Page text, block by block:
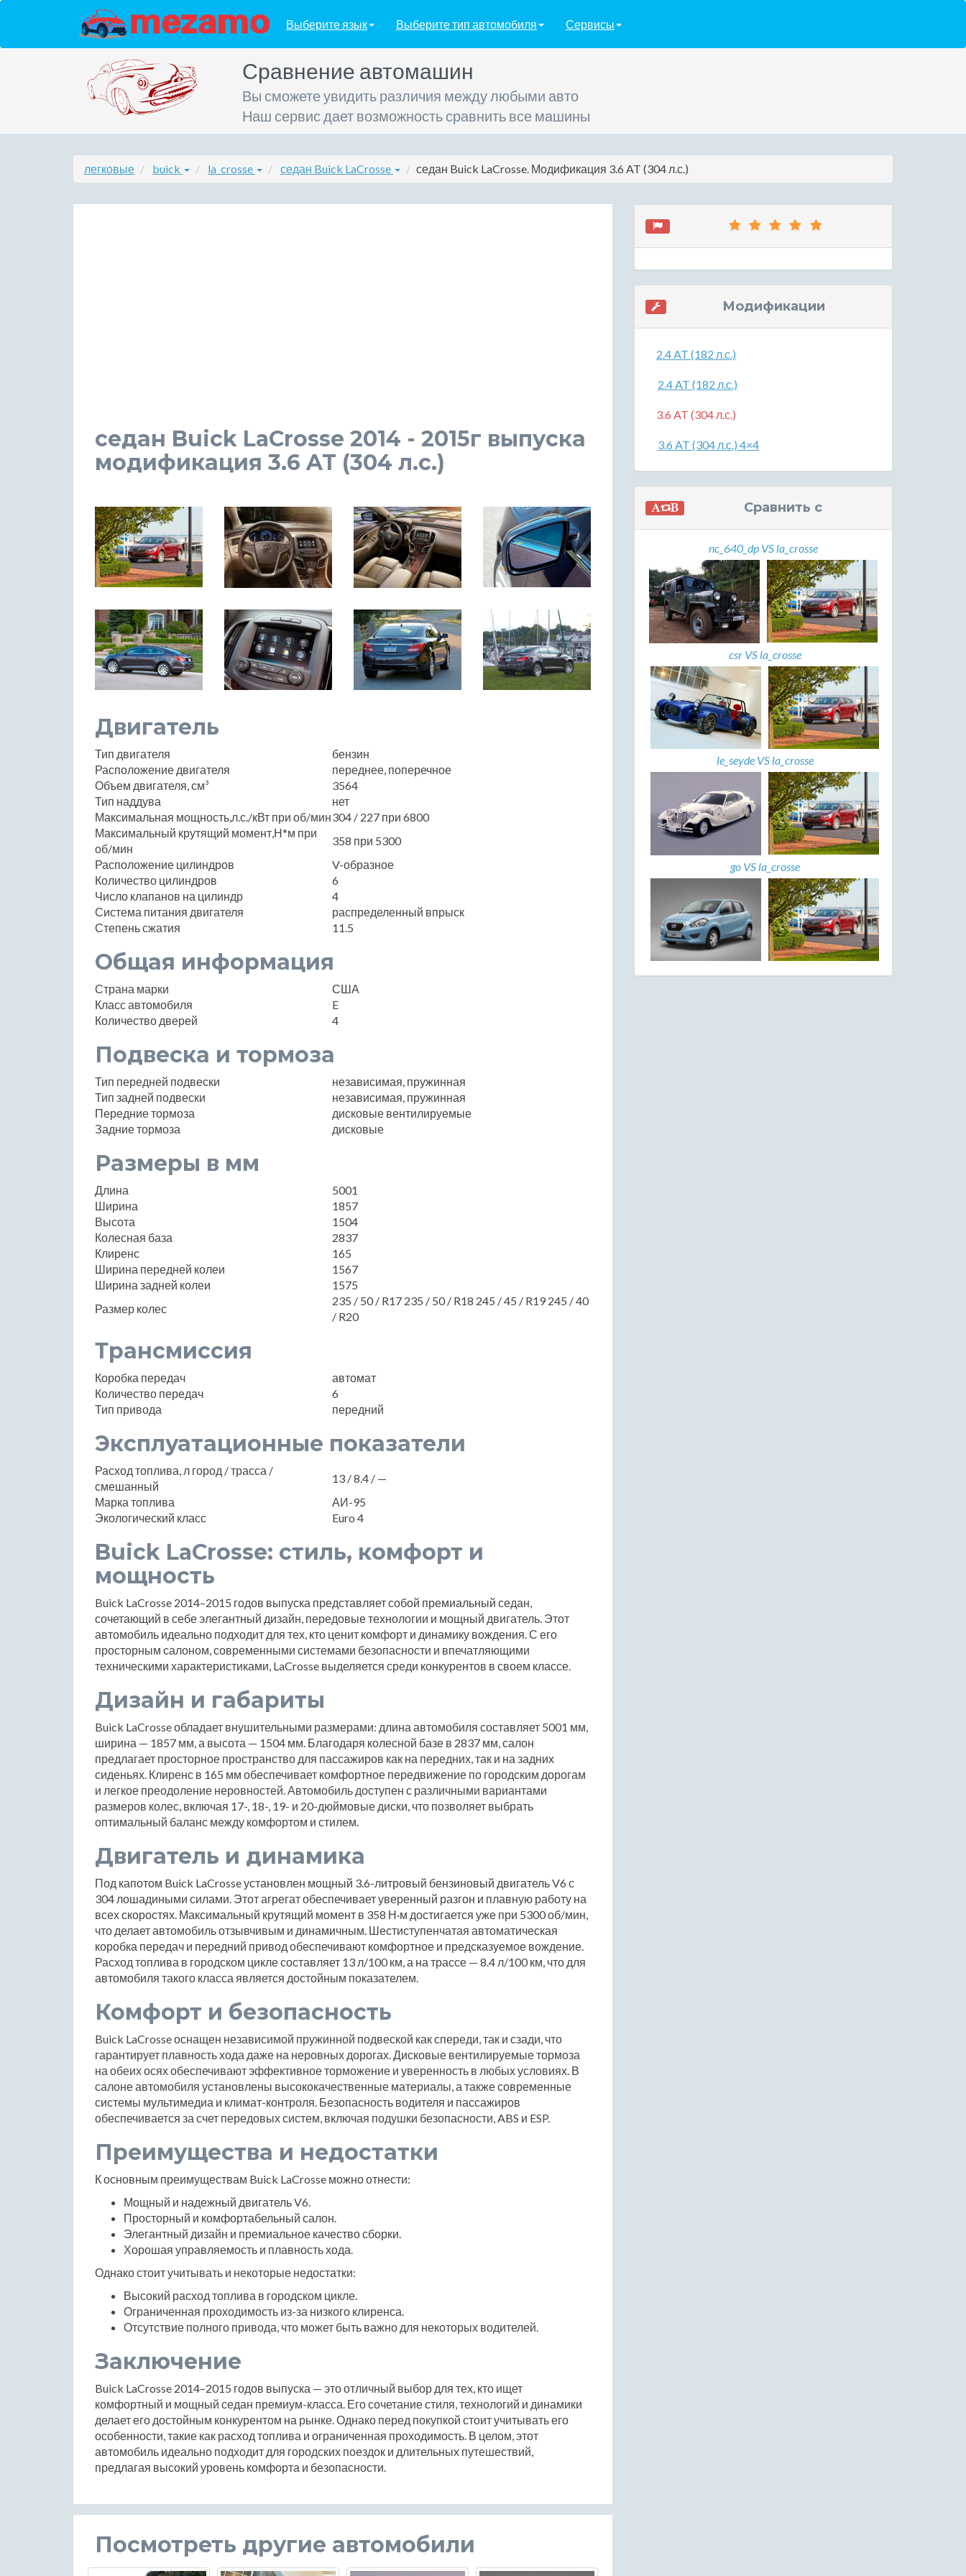
Выберите язык Выберите тип автомобиля Сервисы
Сравнение автомашин
Вы сможете увидить различия между любыми авто
Наш сервис дает возможность сравнить все машины
легковые buick la_crosse седан Buick LaCrosse седан Buick LaCrosse. Модификация 3.6 AT (304 л.с.)
седан Buick LaCrosse 2014 - 2015г выпуска
модификация 3.6 AT (304 л.с.)
Двигатель
Тип двигателя
бензин
Расположение двигателя
переднее, поперечное
Объем двигателя, см³
3564
Тип наддува
нет
Максимальная мощность,л.с./кВт при об/мин304 / 227 при 6800
Максимальный крутящий момент,Н*м при
об/мин
358 при 5300
Расположение цилиндров
V-образное
Количество цилиндров
6
Число клапанов на цилиндр
4
Система питания двигателя
распределенный впрыск
Степень сжатия
11.5
Общая информация
Страна марки
США
Класс автомобиля
E
Количество дверей
4
Подвеска и тормоза
Тип передней подвески
независимая, пружинная
Тип задней подвески
независимая, пружинная
Передние тормоза
дисковые вентилируемые
Задние тормоза
дисковые
Размеры в мм
Длина
5001
Ширина
1857
Высота
1504
Колесная база
2837
Клиренс
165
Ширина передней колеи
1567
Ширина задней колеи
1575
Размер колес
235 / 50 / R17 235 / 50 / R18 245 / 45 / R19 245 / 40
/ R20
Трансмиссия
Коробка передач
автомат
Количество передач
6
Тип привода
передний
Эксплуатационные показатели
Расход топлива, л город / трасса /
смешанный
13 / 8.4 / —
Марка топлива
АИ-95
Экологический класс
Euro 4
Buick LaCrosse: стиль, комфорт и
мощность
Buick LaCrosse 2014–2015 годов выпуска представляет собой премиальный седан,
сочетающий в себе элегантный дизайн, передовые технологии и мощный двигатель. Этот
автомобиль идеально подходит для тех, кто ценит комфорт и динамику вождения. С его
просторным салоном, современными системами безопасности и впечатляющими
техническими характеристиками, LaCrosse выделяется среди конкурентов в своем классе.
Дизайн и габариты
Buick LaCrosse обладает внушительными размерами: длина автомобиля составляет 5001 мм,
ширина — 1857 мм, а высота — 1504 мм. Благодаря колесной базе в 2837 мм, салон
предлагает просторное пространство для пассажиров как на передних, так и на задних
сиденьях. Клиренс в 165 мм обеспечивает комфортное передвижение по городским дорогам
и легкое преодоление неровностей. Автомобиль доступен с различными вариантами
размеров колес, включая 17-, 18-, 19- и 20-дюймовые диски, что позволяет выбрать
оптимальный баланс между комфортом и стилем.
Двигатель и динамика
Под капотом Buick LaCrosse установлен мощный 3.6-литровый бензиновый двигатель V6 с
304 лошадиными силами. Этот агрегат обеспечивает уверенный разгон и плавную работу на
всех скоростях. Максимальный крутящий момент в 358 Н·м достигается уже при 5300 об/мин,
что делает автомобиль отзывчивым и динамичным. Шестиступенчатая автоматическая
коробка передач и передний привод обеспечивают комфортное и предсказуемое вождение.
Расход топлива в городском цикле составляет 13 л/100 км, а на трассе — 8.4 л/100 км, что для
автомобиля такого класса является достойным показателем.
Комфорт и безопасность
Buick LaCrosse оснащен независимой пружинной подвеской как спереди, так и сзади, что
гарантирует плавность хода даже на неровных дорогах. Дисковые вентилируемые тормоза
на обеих осях обеспечивают эффективное торможение и уверенность в любых условиях. В
салоне автомобиля установлены высококачественные материалы, а также современные
системы мультимедиа и климат-контроля. Безопасность водителя и пассажиров
обеспечивается за счет передовых систем, включая подушки безопасности, ABS и ESP.
Преимущества и недостатки
К основным преимуществам Buick LaCrosse можно отнести:
Мощный и надежный двигатель V6.
Просторный и комфортабельный салон.
Элегантный дизайн и премиальное качество сборки.
Хорошая управляемость и плавность хода.
Однако стоит учитывать и некоторые недостатки:
Высокий расход топлива в городском цикле.
Ограниченная проходимость из-за низкого клиренса.
Отсутствие полного привода, что может быть важно для некоторых водителей.
Заключение
Buick LaCrosse 2014–2015 годов выпуска — это отличный выбор для тех, кто ищет
комфортный и мощный седан премиум-класса. Его сочетание стиля, технологий и динамики
делает его достойным конкурентом на рынке. Однако перед покупкой стоит учитывать его
особенности, такие как расход топлива и ограниченная проходимость. В целом, этот
автомобиль идеально подходит для городских поездок и длительных путешествий,
предлагая высокий уровень комфорта и безопасности.
Посмотреть другие автомобили
Модификации
2.4 AT (182 л.с.)
2.4 AT (182 л.с.)
3.6 AT (304 л.с.)
3.6 AT (304 л.с.) 4×4
Сравнить с
nc_640_dp VS la_crosse
csr VS la_crosse
le_seyde VS la_crosse
go VS la_crosse